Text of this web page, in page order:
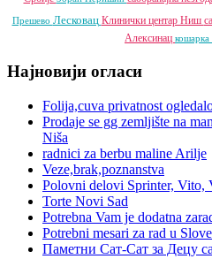
Прешево Лесковац Клинички центар Ниш
Алексинац кошарка
Најновији огласи
Folija,cuva privatnost
Prodaje se gg zemljište na
Niša
radnici za berbu maline Arilje
Veze,brak,poznanstva
Polovni delovi Sprinter, Vito,
Torte Novi Sad
Potrebna Vam je dodatna
Potrebni mesari za rad u
Паметни Сат-Сат за Децу